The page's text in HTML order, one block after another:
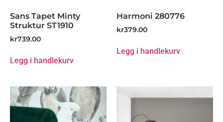
Sans Tapet Minty
Struktur ST1910
kr739.00
Legg i handlekurv
Harmoni 280776
kr379.00
Legg i handlekurv